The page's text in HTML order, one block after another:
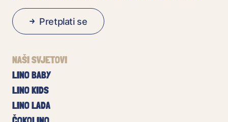
Pretplati se
NAŠI SVJETOVI
LINO BABY
LINO KIDS
LINO LADA